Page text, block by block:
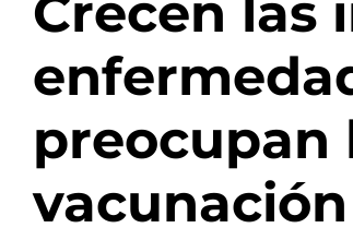
Crecen las
preocupan
vacunación